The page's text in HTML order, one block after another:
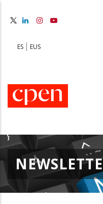
content
ES EUS